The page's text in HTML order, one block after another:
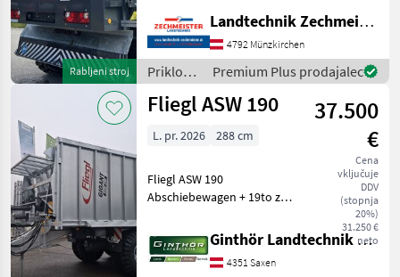
Rabljeni stroj
podporna noga, Krmilna os,
Samodejna zadnja plošča,
Stransko hidravlično
zaklepanje Priklopniki
Priklopn
Landtechnik Zechmeister GmbH & Co KG
4792 Münzkirchen
Priklopniki
/
Pühringer
Premium Plus prodajalec
Fliegl ASW 190
37.500
€
Cena
vključuje
DDV
(stopnja
20%)
31.250 €
neto
L. pr. 2026 288 cm
Fliegl ASW 190
Abschiebewagen + 19to zul.
Untenanhängung /
Obenanhängung beides
möglich + K80 Kugel +
Ginthör Landtechnik GmbH
4351 Saxen